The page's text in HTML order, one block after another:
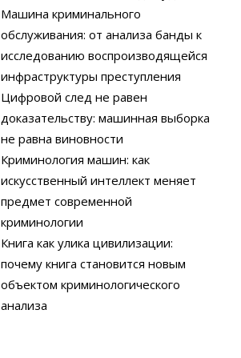
Машина криминального
обслуживания: от анализа банды к
исследованию воспроизводящейся
инфраструктуры преступления
Цифровой след не равен
доказательству: машинная выборка
не равна виновности
Криминология машин: как
искусственный интеллект меняет
предмет современной
криминологии
Книга как улика цивилизации:
почему книга становится новым
объектом криминологического
анализа